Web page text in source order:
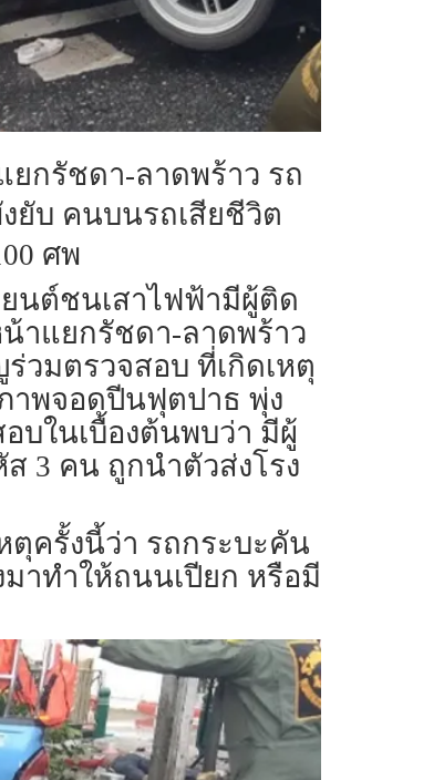
กรัชดา-ลาดพร้าว รถ
ยับ คนบนรถเสียชีวิต
ศพ
ยนต์ชนเสาไฟฟ้ามีผู้ติด
าแยกรัชดา-ลาดพร้าว
วมตรวจสอบ ที่เกิดเหตุ
าพจอดปีนฟุตปาธ พุ่ง
บในเบื้องต้นพบว่า มีผู้
3 คน ถูกนำตัวส่งโรง
ตุครั้งนี้ว่า รถกระบะคัน
มาทำให้ถนนเปียก หรือมี